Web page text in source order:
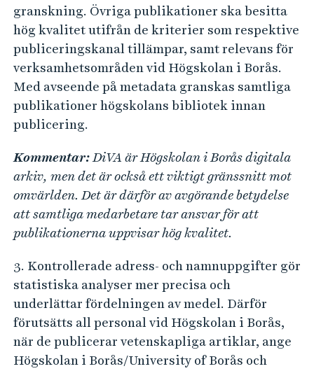
granskning. Övriga publikationer ska besitta
hög kvalitet utifrån de kriterier som respektive
publiceringskanal tillämpar, samt relevans för
verksamhetsområden vid Högskolan i Borås.
Med avseende på metadata granskas samtliga
publikationer högskolans bibliotek innan
publicering.
Kommentar:DiVA är Högskolan i Borås digitala
arkiv, men det är också ett viktigt gränssnitt mot
omvärlden. Det är därför av avgörande betydelse
att samtliga medarbetare tar ansvar för att
publikationerna uppvisar hög kvalitet.
3. Kontrollerade adress- och namnuppgifter gör
statistiska analyser mer precisa och
underlättar fördelningen av medel. Därför
förutsätts all personal vid Högskolan i Borås,
när de publicerar vetenskapliga artiklar, ange
Högskolan i Borås/University of Borås och